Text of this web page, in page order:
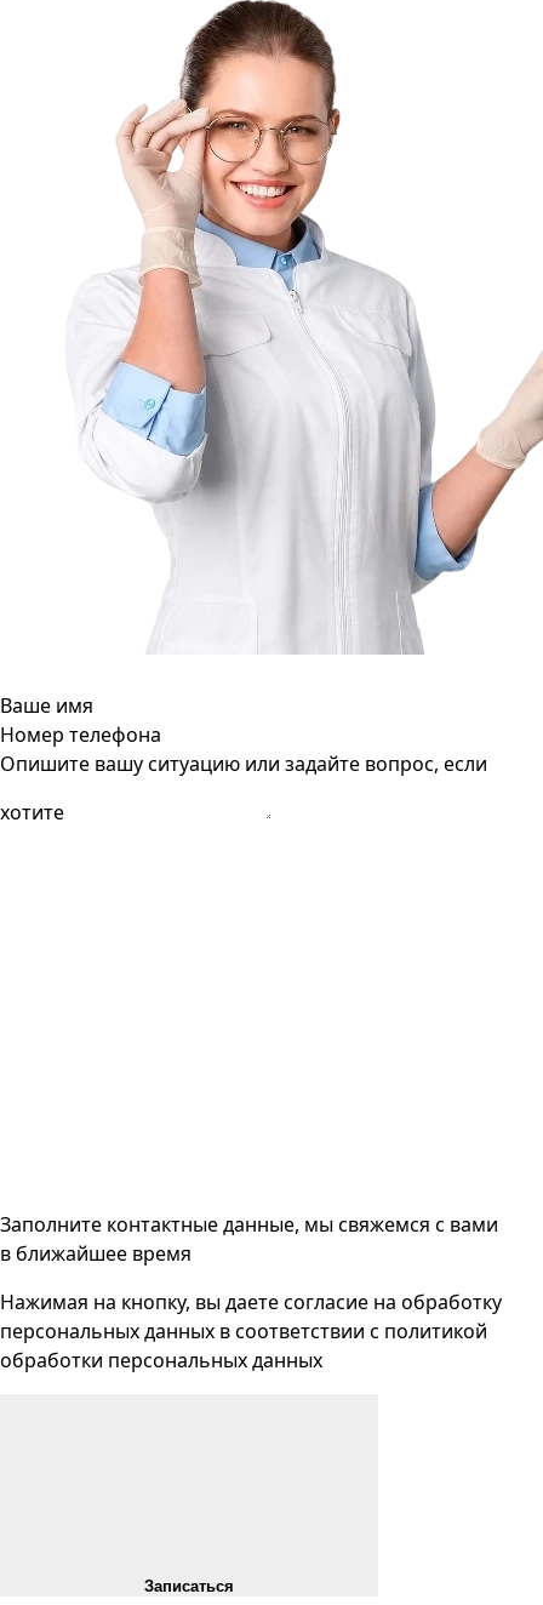
Ваше имя
Номер телефона
Опишите вашу ситуацию или задайте вопрос, если
хотите
Заполните контактные данные, мы свяжемся с вами
в ближайшее время
Нажимая на кнопку, вы даете согласие на обработку
персональных данных в соответствии с политикой
обработки персональных данных
Записаться